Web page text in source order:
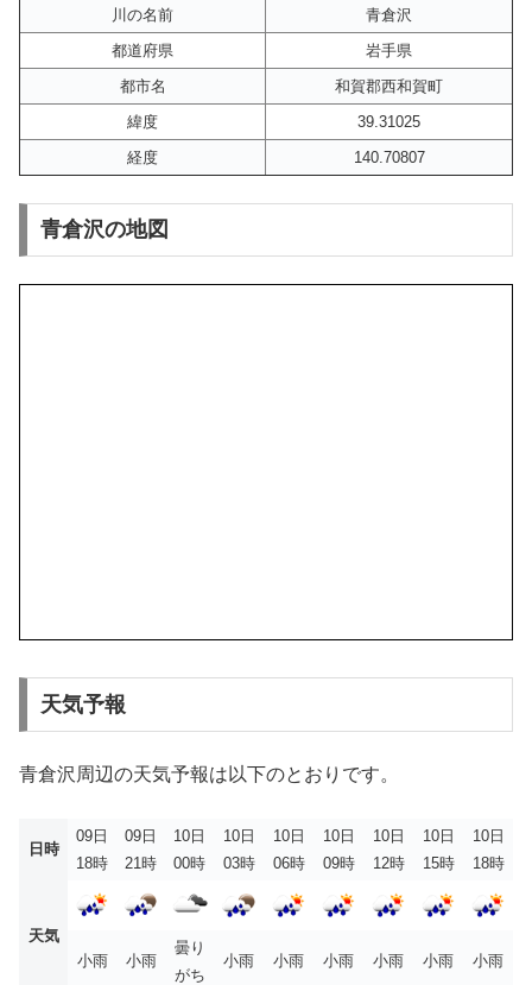
川の名前
青倉沢
都道府県
岩手県
都市名
和賀郡西和賀町
緯度
39.31025
経度
140.70807
青倉沢の地図
天気予報
青倉沢周辺の天気予報は以下のとおりです。
日時
09日
18時
09日
21時
10日
00時
10日
03時
10日
06時
10日
09時
10日
12時
10日
15時
10日
18時
天気
小雨
小雨
曇り
がち
小雨 小雨 小雨 小雨 小雨 小雨